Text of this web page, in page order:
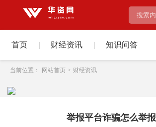
首页 | 财经资讯 | 知识问答
当前位置： 网站首页 > 财经资讯
举报平台诈骗怎么举报